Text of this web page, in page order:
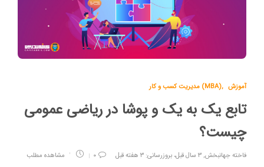
مدیریت کسب و کار (MBA), آموزش
تابع یک به یک و پوشا در ریاضی عمومی
چیست؟
فاخته جهانبخش,۳ سال قبل، بروزرسانی: ۳ هفته قبل ۰ مشاهده مطلب